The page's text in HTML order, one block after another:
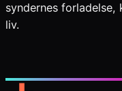
syndernes
liv.